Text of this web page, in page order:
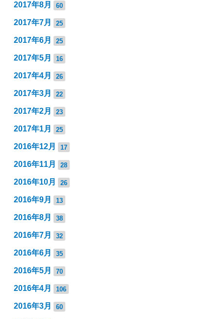
2017年8月 60
2017年7月 25
2017年6月 25
2017年5月 16
2017年4月 26
2017年3月 22
2017年2月 23
2017年1月 25
2016年12月 17
2016年11月 28
2016年10月 26
2016年9月 13
2016年8月 38
2016年7月 32
2016年6月 35
2016年5月 70
2016年4月 106
2016年3月 60